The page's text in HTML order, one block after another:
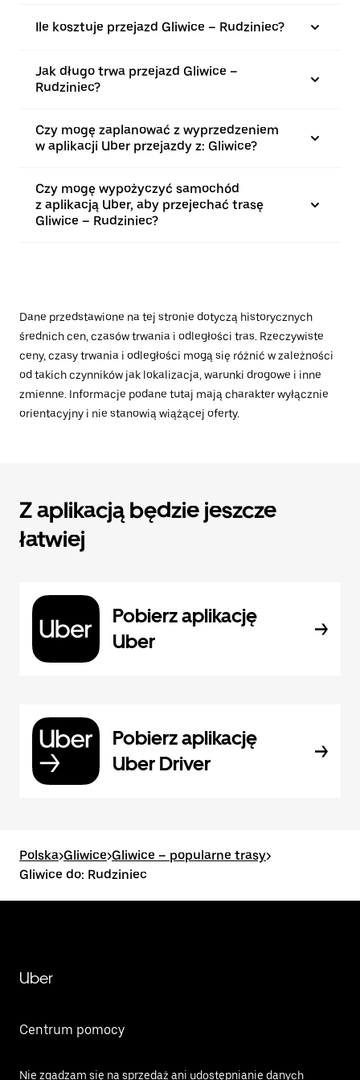
Ile kosztuje przejazd Gliwice – Rudziniec?
Jak długo trwa przejazd Gliwice –
Rudziniec?
Czy mogę zaplanować z wyprzedzeniem
w aplikacji Uber przejazdy z: Gliwice?
Czy mogę wypożyczyć samochód
z aplikacją Uber, aby przejechać trasę
Gliwice – Rudziniec?
Dane przedstawione na tej stronie dotyczą historycznych
średnich cen, czasów trwania i odległości tras. Rzeczywiste
ceny, czasy trwania i odległości mogą się różnić w zależności
od takich czynników jak lokalizacja, warunki drogowe i inne
zmienne. Informacje podane tutaj mają charakter wyłącznie
orientacyjny i nie stanowią wiążącej oferty.
Z aplikacją będzie jeszcze
łatwiej
Pobierz aplikację
Uber
Pobierz aplikację
Uber Driver
Polska>Gliwice>Gliwice – popularne trasy>
Gliwice do: Rudziniec
Uber
Centrum pomocy
Nie zgadzam się na sprzedaż ani udostępnianie danych